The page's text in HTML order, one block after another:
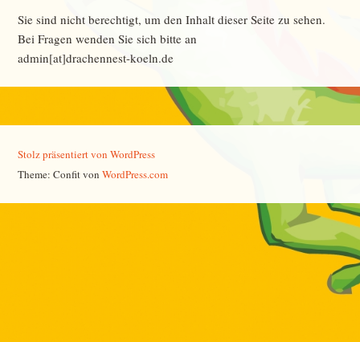
Sie sind nicht berechtigt, um den Inhalt dieser Seite zu sehen.
Bei Fragen wenden Sie sich bitte an
admin[at]drachennest-koeln.de
Stolz präsentiert von WordPress
Theme: Confit von WordPress.com